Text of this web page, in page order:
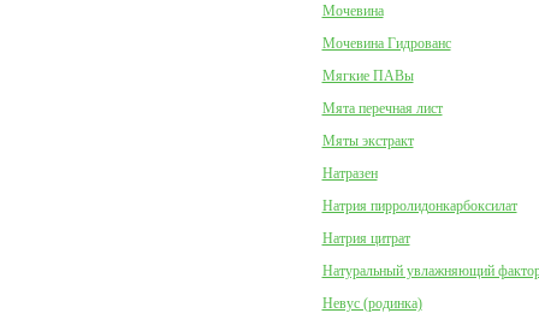
Мочевина
Мочевина Гидрованс
Мягкие ПАВы
Мята перечная лист
Мяты экстракт
Натразен
Натрия пирролидонкарбоксилат
Натрия цитрат
Натуральный увлажняющий
Невус (родинка)